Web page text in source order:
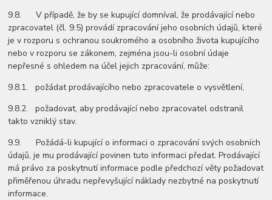
9.8. V případě, že by se kupující domníval, že prodávající nebo
zpracovatel (čl. 9.5) provádí zpracování jeho osobních údajů, které
je v rozporu s ochranou soukromého a osobního života kupujícího
nebo v rozporu se zákonem, zejména jsou-li osobní údaje
nepřesné s ohledem na účel jejich zpracování, může:
9.8.1. požádat prodávajícího nebo zpracovatele o vysvětlení,
9.8.2. požadovat, aby prodávající nebo zpracovatel odstranil
takto vzniklý stav.
9.9. Požádá-li kupující o informaci o zpracování svých osobních
údajů, je mu prodávající povinen tuto informaci předat. Prodávající
má právo za poskytnutí informace podle předchozí věty požadovat
přiměřenou úhradu nepřevyšující náklady nezbytné na poskytnutí
informace.